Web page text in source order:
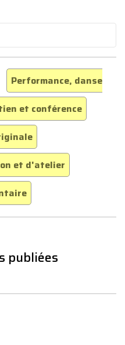
Performance, danse
et conférence
et d'atelier
publiées